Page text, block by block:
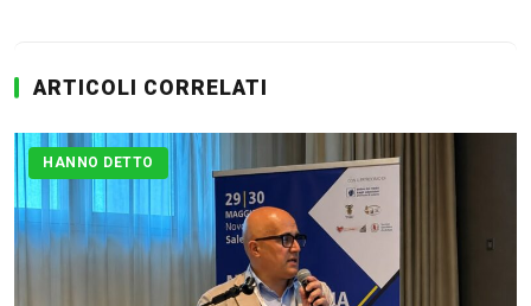
ARTICOLI CORRELATI
HANNO DETTO